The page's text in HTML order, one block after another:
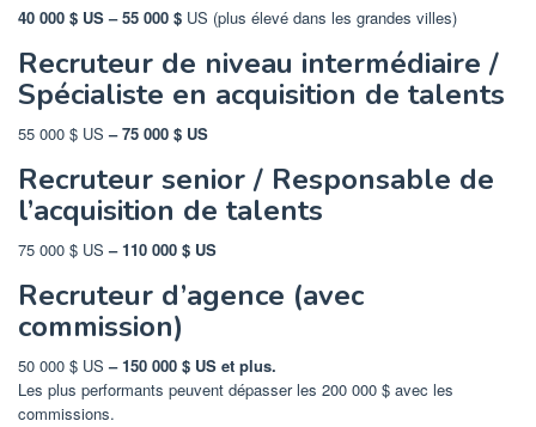
40 000 $ US – 55 000 $ US (plus élevé dans les grandes villes)
Recruteur de niveau intermédiaire /
Spécialiste en acquisition de talents
55 000 $ US– 75 000 $ US
Recruteur senior / Responsable de
l’acquisition de talents
75 000 $ US– 110 000 $ US
Recruteur d’agence (avec
commission)
50 000 $ US– 150 000 $ US et plus.
Les plus performants peuvent dépasser les 200 000 $ avec les
commissions.